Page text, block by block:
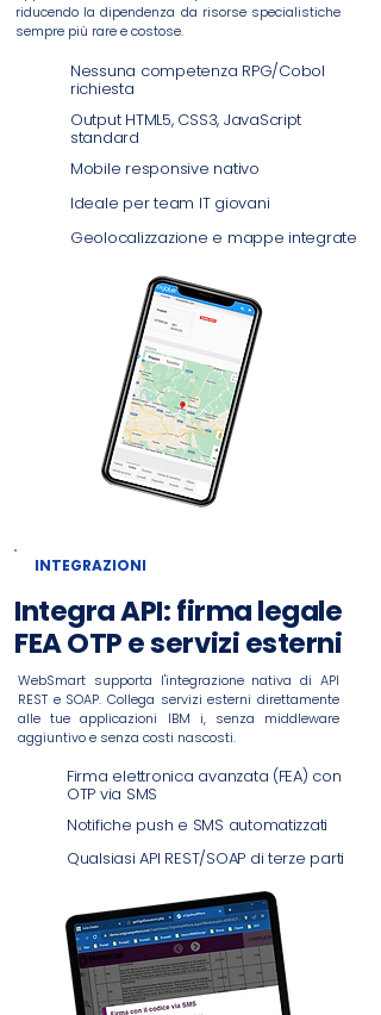
riducendo la dipendenza da risorse specialistiche
sempre più rare e costose.
Nessuna competenza RPG/Cobol
richiesta
Output HTML5, CSS3, JavaScript
standard
Mobile responsive nativo
Ideale per team IT giovani
Geolocalizzazione e mappe integrate
INTEGRAZIONI
Integra API: firma legale
FEA OTP e servizi esterni
WebSmart supporta l'integrazione nativa di API
REST e SOAP. Collega servizi esterni direttamente
alle tue applicazioni IBM i, senza middleware
aggiuntivo e senza costi nascosti.
Firma elettronica avanzata (FEA) con
OTP via SMS
Notifiche push e SMS automatizzati
Qualsiasi API REST/SOAP di terze parti